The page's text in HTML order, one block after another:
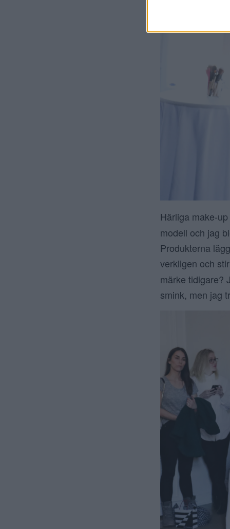
Härliga make-
modell och jag
Produkterna
verkligen och
märke tidigare?
smink, men jag